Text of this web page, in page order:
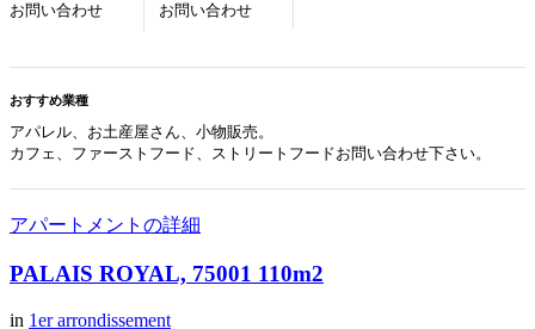
お問い合わせ
お問い合わせ
おすすめ業種
アパレル、お土産屋さん、小物販売。
カフェ、ファーストフード、ストリートフードお問い合わせ下さい。
アパートメントの詳細
PALAIS ROYAL, 75001 110m2
in 1er arrondissement